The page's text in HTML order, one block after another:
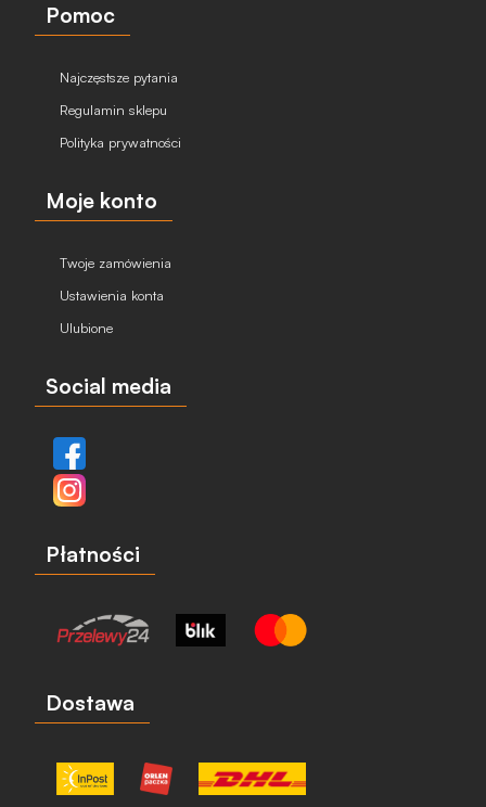
Pomoc
Najczęstsze pytania
Regulamin sklepu
Polityka prywatności
Moje konto
Twoje zamówienia
Ustawienia konta
Ulubione
Social media
Płatności
Dostawa